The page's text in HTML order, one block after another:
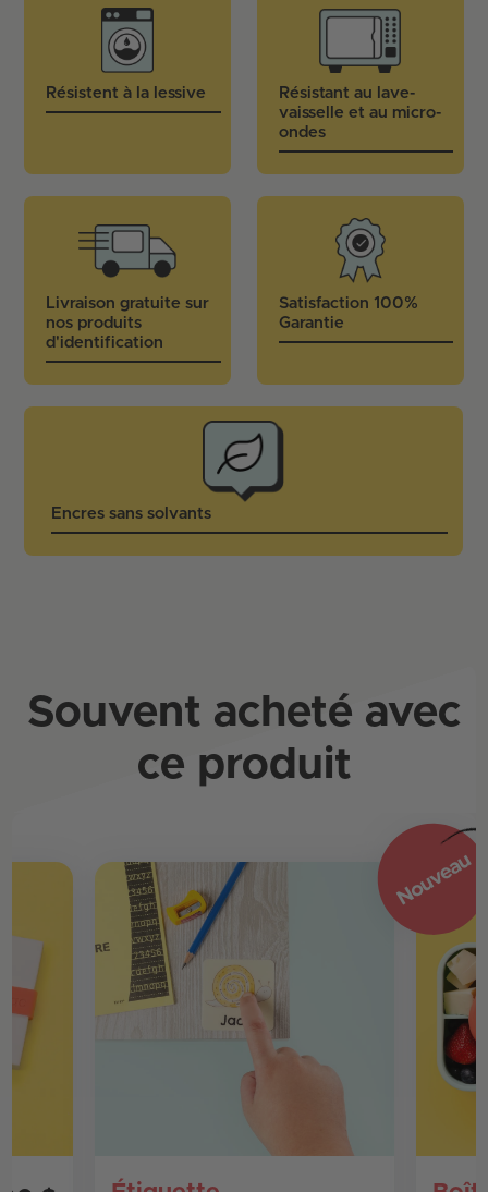
Est-ce que les graduations sur la règle
personnalisable sont faciles à lire ?
Résistent à la lessive
Résistant au lave-
vaisselle et au micro-
ondes
Livraison gratuite sur
nos produits
d'identification
Satisfaction 100%
Garantie
Encres sans solvants
Souvent acheté avec
ce produit